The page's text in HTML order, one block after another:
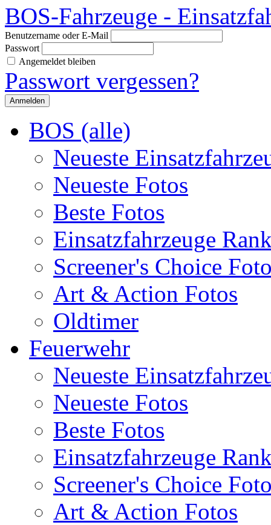
BOS-Fahrzeuge -
Benutzername oder E-Mail
Passwort
Angemeldet bleiben
Passwort vergessen?
BOS (alle)
Neueste
Neueste Fotos
Beste Fotos
Einsatzfahrzeuge
Screener's Choice
Art & Action Fotos
Oldtimer
Feuerwehr
Neueste
Neueste Fotos
Beste Fotos
Einsatzfahrzeuge
Screener's Choice
Art & Action Fotos